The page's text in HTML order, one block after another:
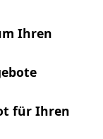
Ihren
für Ihren